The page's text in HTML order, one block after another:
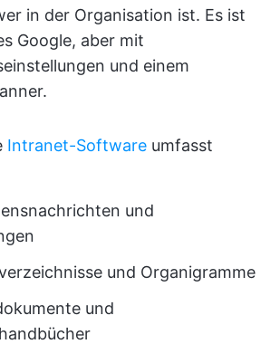
in der Organisation ist. Es ist
Google, aber mit
und einem
Intranet-Software umfasst
und
und Organigramme
und